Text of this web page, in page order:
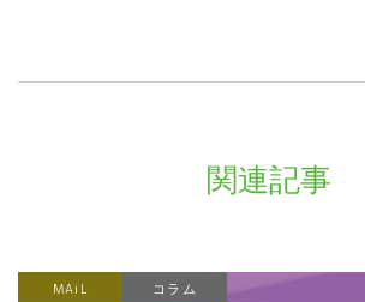
関連記事
MAiL コラム